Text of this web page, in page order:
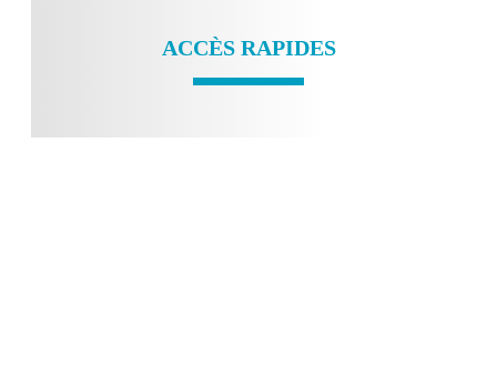
ACCÈS RAPIDES